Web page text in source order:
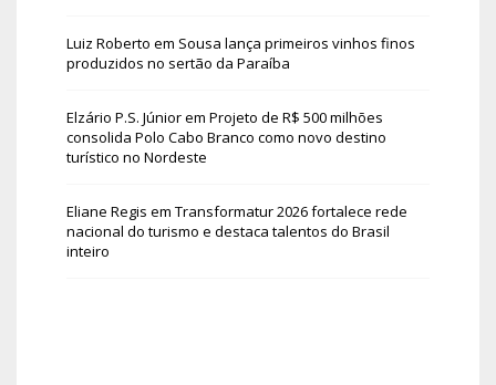
Luiz Roberto em Sousa lança primeiros vinhos finos
produzidos no sertão da Paraíba
Elzário P.S. Júniorem Projeto de R$ 500 milhões
consolida Polo Cabo Branco como novo destino
turístico no Nordeste
Eliane Regis em Transformatur 2026 fortalece rede
nacional do turismo e destaca talentos do Brasil
inteiro